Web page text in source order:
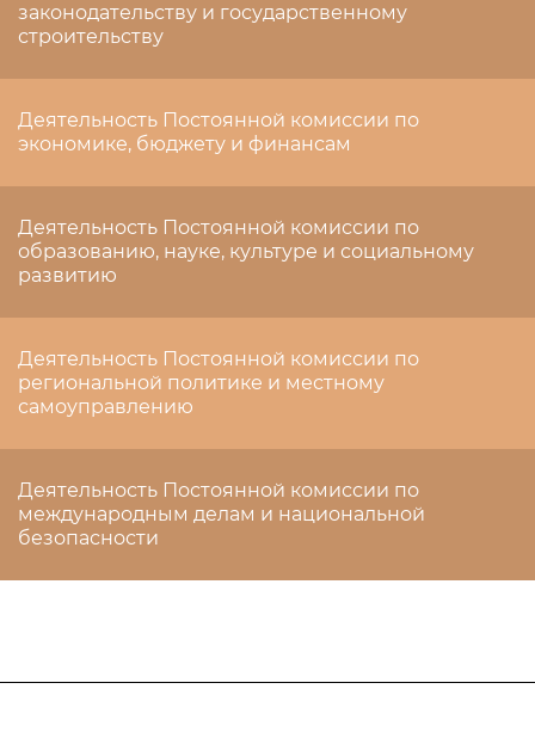
законодательству и государственному
строительству
Деятельность Постоянной комиссии по
экономике, бюджету и финансам
Деятельность Постоянной комиссии по
образованию, науке, культуре и социальному
развитию
Деятельность Постоянной комиссии по
региональной политике и местному
самоуправлению
Деятельность Постоянной комиссии по
международным делам и национальной
безопасности